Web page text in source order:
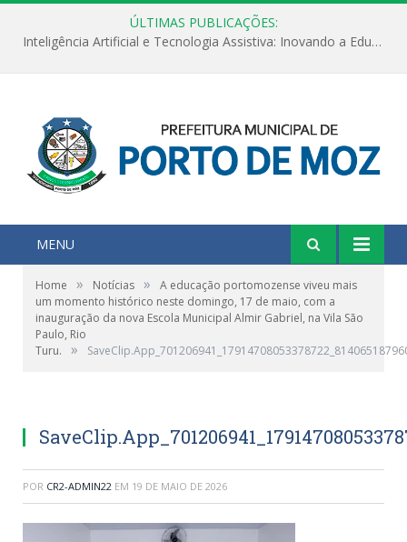
ÚLTIMAS PUBLICAÇÕES:
Inteligência Artificial e Tecnologia Assistiva: Inovando a Educação Especial e Inclusiva
MENU
Home » Notícias »
A educação portomozense viveu mais
um momento histórico neste domingo, 17 de maio, com a
inauguração da nova Escola Municipal Almir Gabriel, na Vila São
Paulo, Rio
Turu.
»
POR CR2-ADMIN22 EM 19 DE MAIO DE 2026